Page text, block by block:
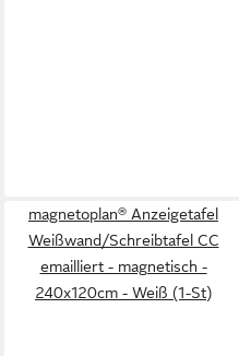
magnetoplan® Anzeigetafel
Weißwand/Schreibtafel CC
emailliert - magnetisch -
240x120cm - Weiß (1-St)